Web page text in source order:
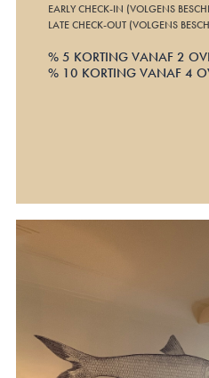
EARLY CHECK-IN (VOLGENS
LATE CHECK-OUT (VOLGENS
% 5 KORTING VANAF 2
% 10 KORTING VANAF 4